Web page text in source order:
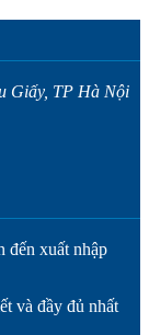
Giấy, TP Hà Nội
đến xuất nhập
và đầy đủ nhất